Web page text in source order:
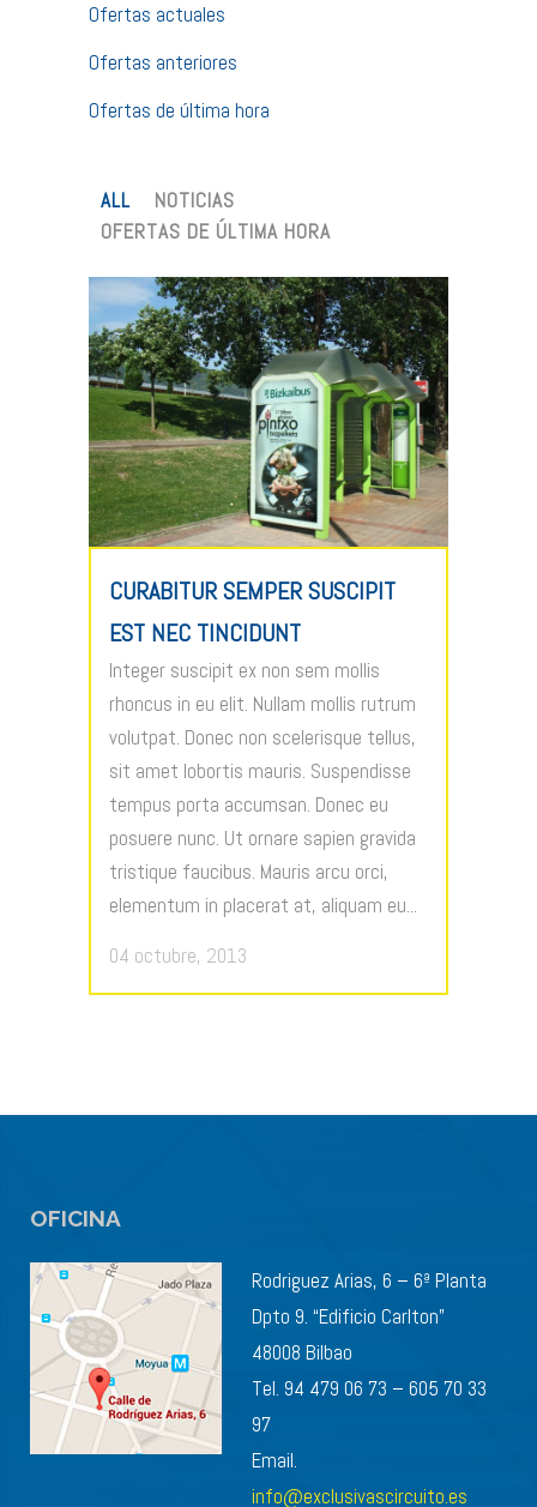
Ofertas actuales
Ofertas anteriores
Ofertas de última hora
ALL
NOTICIAS
OFERTAS DE ÚLTIMA HORA
CURABITUR SEMPER SUSCIPIT
EST NEC TINCIDUNT
Integer suscipit ex non sem mollis
rhoncus in eu elit. Nullam mollis rutrum
volutpat. Donec non scelerisque tellus,
sit amet lobortis mauris. Suspendisse
tempus porta accumsan. Donec eu
posuere nunc. Ut ornare sapien gravida
tristique faucibus. Mauris arcu orci,
elementum in placerat at, aliquam eu...
04 octubre, 2013
OFICINA
Rodriguez Arias, 6 – 6ª Planta
Dpto 9. “Edificio Carlton”
48008 Bilbao
Tel. 94 479 06 73 – 605 70 33
97
Email.
info@exclusivascircuito.es